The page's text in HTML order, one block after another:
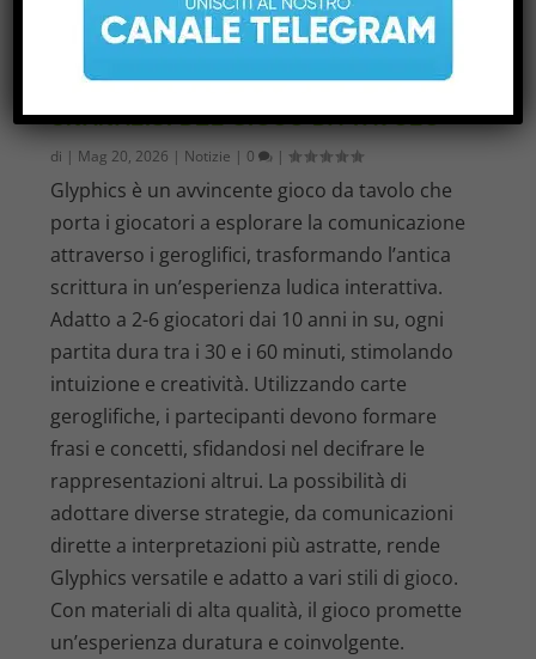
UNANALISI DEL GIOCO DA TAVOLO
di | Mag 20, 2026 | Notizie | 0 |
Glyphics è un avvincente gioco da tavolo che
porta i giocatori a esplorare la comunicazione
attraverso i geroglifici, trasformando l’antica
scrittura in un’esperienza ludica interattiva.
Adatto a 2-6 giocatori dai 10 anni in su, ogni
partita dura tra i 30 e i 60 minuti, stimolando
intuizione e creatività. Utilizzando carte
geroglifiche, i partecipanti devono formare
frasi e concetti, sfidandosi nel decifrare le
rappresentazioni altrui. La possibilità di
adottare diverse strategie, da comunicazioni
dirette a interpretazioni più astratte, rende
Glyphics versatile e adatto a vari stili di gioco.
Con materiali di alta qualità, il gioco promette
un’esperienza duratura e coinvolgente.